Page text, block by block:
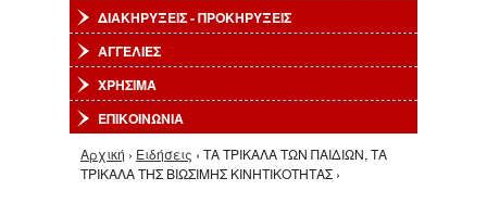
ΔΙΑΚΗΡΥΞΕΙΣ - ΠΡΟΚΗΡΥΞΕΙΣ
ΑΓΓΕΛΙΕΣ
ΧΡΗΣΙΜΑ
ΕΠΙΚΟΙΝΩΝΙΑ
Είστε εδώ
Αρχική › Ειδήσεις › ΤΑ ΤΡΙΚΑΛΑ ΤΩΝ ΠΑΙΔΙΩΝ, ΤΑ
ΤΡΙΚΑΛΑ ΤΗΣ ΒΙΩΣΙΜΗΣ ΚΙΝΗΤΙΚΟΤΗΤΑΣ ›